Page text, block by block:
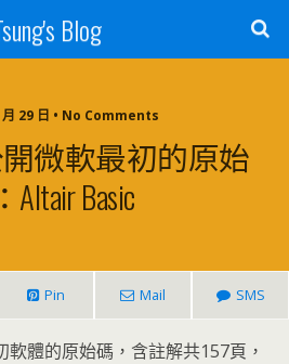
Blog
月 29 日 • No Comments
微軟最初的原始
Altair Basic
Pin Mail SMS
體的原始碼，含註解共157頁，